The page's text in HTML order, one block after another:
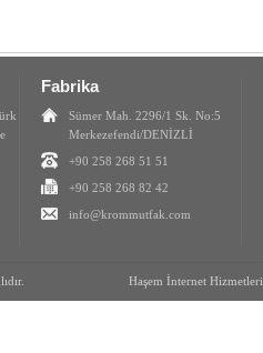
Fabrika
Sümer Mah. 2296/1 Sk. No:5
Merkezefendi/DENİZLİ
+90 258 268 51 51
+90 258 268 82 42
info@krommutfak.com
Haşem İnternet Hizmetleri